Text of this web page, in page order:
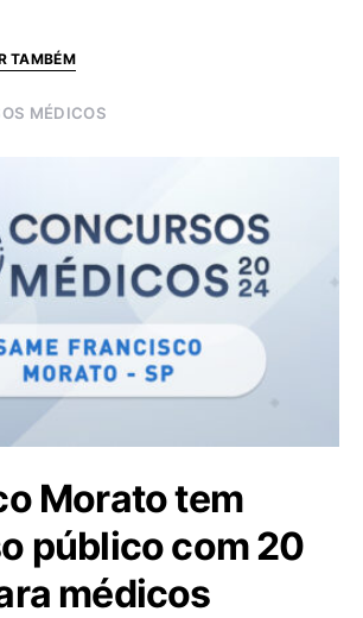
TAMBÉM
MÉDICOS
Morato tem
público com 20
médicos